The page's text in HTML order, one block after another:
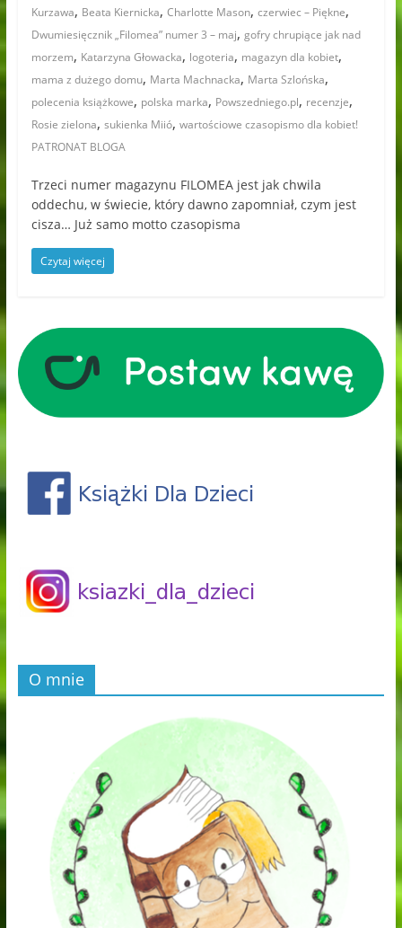
Kurzawa, Beata Kiernicka, Charlotte Mason, czerwiec – Piękne,
Dwumiesięcznik „Filomea” numer 3 – maj, gofry chrupiące jak nad
morzem, Katarzyna Głowacka, logoteria, magazyn dla kobiet,
mama z dużego domu, Marta Machnacka, Marta Szlońska,
polecenia książkowe, polska marka, Powszedniego.pl, recenzje,
Rosie zielona, sukienka Miió, wartościowe czasopismo dla kobiet!
PATRONAT BLOGA
Trzeci numer magazynu FILOMEA jest jak chwila
oddechu, w świecie, który dawno zapomniał, czym jest
cisza… Już samo motto czasopisma
Czytaj więcej
O mnie